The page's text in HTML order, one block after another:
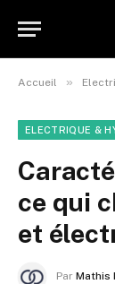
Accueil »
ELECTRIQUE &
ce qui
et
Par Mathis